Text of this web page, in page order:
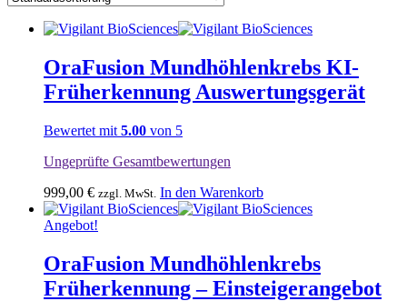
OraFusion Mundhöhlenkrebs KI-
Früherkennung Auswertungsgerät
Bewertet mit 5.00 von 5
Ungeprüfte Gesamtbewertungen
999,00 € zzgl. MwSt. In den Warenkorb
Angebot!
OraFusion Mundhöhlenkrebs
Früherkennung – Einsteigerangebot